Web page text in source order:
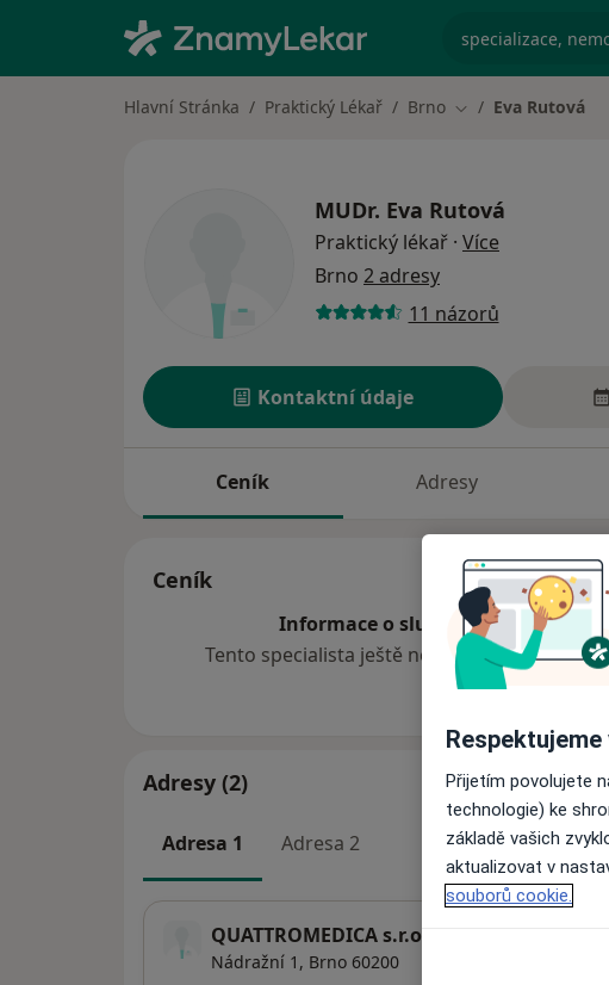
specializace,
Hlavní Stránka Praktický Lékař Brno Změna města
Eva Rutová
MUDr. Eva Rutová
Praktický lékař · Více
Brno 2 adresy
11 názorů
Kontaktní údaje
Ceník Adresy
Ceník
Informace o službách a cenách
Tento specialista ještě nepřidával žádné
Adresy (2)
Adresa 1 Adresa 2
QUATTROMEDICA s.r.o.
Nádražní 1, Brno 60200
Přijetím povolujete
technologie) ke
základě vašich
aktualizovat v
souborů cookie.